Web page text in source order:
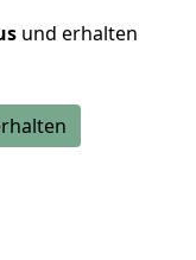
und erhalten